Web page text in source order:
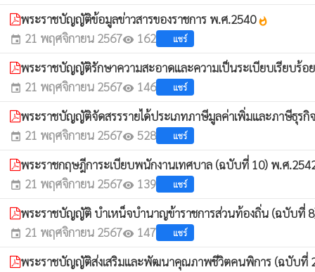
พระราชบัญญัติข้อมูลข่าวสารของราชการ พ.ศ.2540whatshot
event 21 พฤศจิกายน 2567visibility 162 แชร์
พระราชบัญญัติรักษาความสะอาดและความเป็นระเบียบเรียบร้อ
event 21 พฤศจิกายน 2567visibility 146 แชร์
พระราชบัญญัติจัดสรรรายได้ประเภทภาษีมูลค่าเพิ่มและภาษีธุร
event 21 พฤศจิกายน 2567visibility 528 แชร์
พระราชกฤษฎีการะเบียบพนักงานเทศบาล (ฉบับที่ 10) พ.ศ
event 21 พฤศจิกายน 2567visibility 139 แชร์
พระราชบัญญัติ บำเหน็จบำนาญข้าราชการส่วนท้องถิ่น (ฉบับที่
event 21 พฤศจิกายน 2567visibility 147 แชร์
พระราชบัญญัติส่งเสริมและพัฒนาคุณภาพชีวิตคนพิการ (ฉบับที่